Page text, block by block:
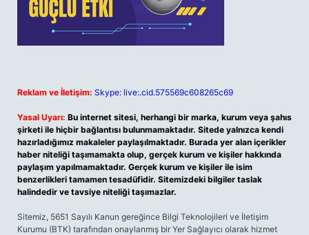
Reklam ve İletişim: Skype: live:.cid.575569c608265c69
Yasal Uyarı: Bu internet sitesi, herhangi bir marka, kurum veya şahıs
şirketi ile hiçbir bağlantısı bulunmamaktadır. Sitede yalnızca kendi
hazırladığımız makaleler paylaşılmaktadır. Burada yer alan içerikler
haber niteliği taşımamakta olup, gerçek kurum ve kişiler hakkında
paylaşım yapılmamaktadır. Gerçek kurum ve kişiler ile isim
benzerlikleri tamamen tesadüfidir. Sitemizdeki bilgiler taslak
halindedir ve tavsiye niteliği taşımazlar.
Sitemiz, 5651 Sayılı Kanun gereğince Bilgi Teknolojileri ve İletişim
Kurumu (BTK) tarafından onaylanmış bir Yer Sağlayıcı olarak hizmet